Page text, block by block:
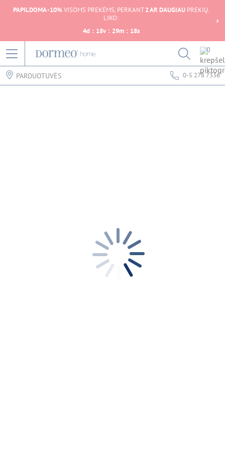
PAPILDOMA -10%VISOMS PREKĖMS, PERKANT2 AR DAUGIAUPREKIŲ.
LIKO:
4d : 18v : 29m : 18s
0
PARDUOTUVĖS 0-5 278 7336